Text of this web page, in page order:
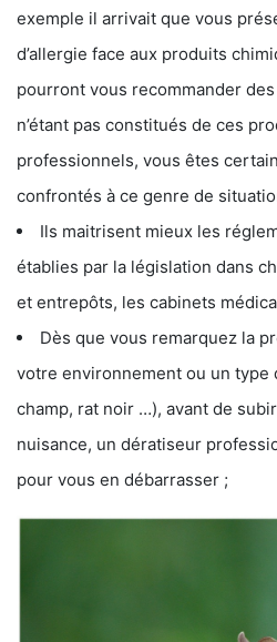
exemple il arrivait que vous
d’allergie face aux produits
pourront vous recommander
n’étant pas constitués de ces
professionnels, vous êtes
confrontés à ce genre de
Ils maitrisent mieux les
établies par la législation dans
et entrepôts, les cabinets
Dès que vous remarquez la
votre environnement ou un type
champ, rat noir …), avant de
nuisance, un dératiseur
pour vous en débarrasser ;